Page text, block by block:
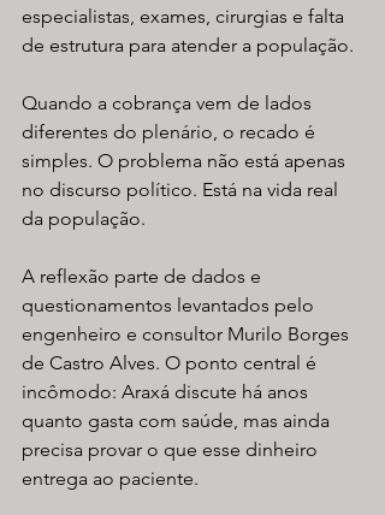
especialistas, exames, cirurgias e falta
de estrutura para atender a população.
Quando a cobrança vem de lados
diferentes do plenário, o recado é
simples. O problema não está apenas
no discurso político. Está na vida real
da população.
A reflexão parte de dados e
questionamentos levantados pelo
engenheiro e consultor Murilo Borges
de Castro Alves. O ponto central é
incômodo: Araxá discute há anos
quanto gasta com saúde, mas ainda
precisa provar o que esse dinheiro
entrega ao paciente.